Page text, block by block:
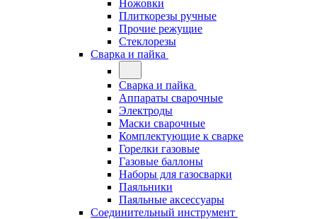
Ножовки
Плиткорезы ручные
Прочие режущие
Стеклорезы
Сварка и пайка
Сварка и пайка
Аппараты сварочные
Электроды
Маски сварочные
Комплектующие к сварке
Горелки газовые
Газовые баллоны
Наборы для газосварки
Паяльники
Паяльные аксессуары
Соединительный инструмент